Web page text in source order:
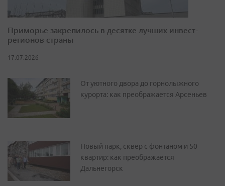
Приморье закрепилось в десятке лучших инвест-
регионов страны
17.07.2026
От уютного двора до горнолыжного
курорта: как преображается Арсеньев
Новый парк, сквер с фонтаном и 50
квартир: как преображается
Дальнегорск